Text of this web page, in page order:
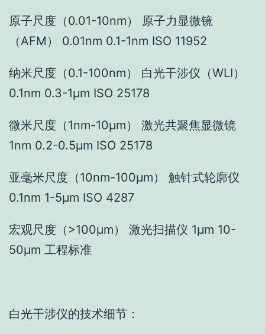
原子尺度（0.01-10nm） 原子力显微镜
（AFM） 0.01nm 0.1-1nm ISO 11952
纳米尺度（0.1-100nm） 白光干涉仪（WLI）
0.1nm 0.3-1μm ISO 25178
微米尺度（1nm-10μm） 激光共聚焦显微镜
1nm 0.2-0.5μm ISO 25178
亚毫米尺度（10nm-100μm） 触针式轮廓仪
0.1nm 1-5μm ISO 4287
宏观尺度（>100μm） 激光扫描仪 1μm 10-
50μm 工程标准
白光干涉仪的技术细节：